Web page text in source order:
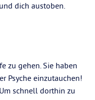
dich austoben.
zu gehen. Sie haben
Psyche einzutauchen!
schnell dorthin zu